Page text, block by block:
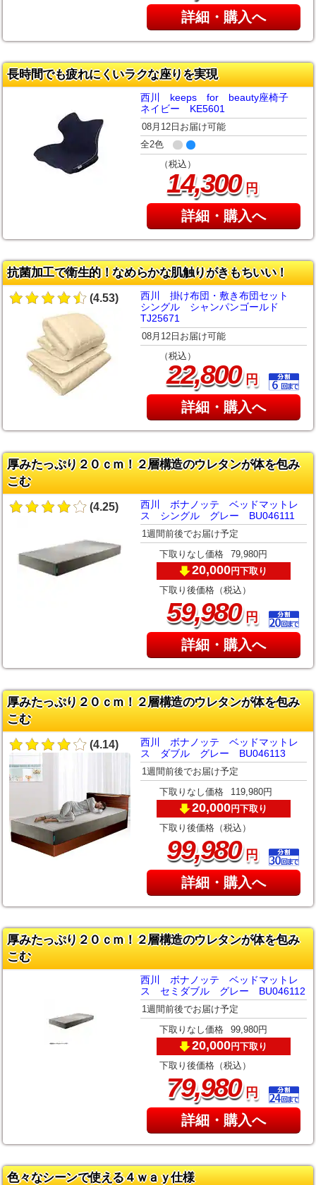
詳細・購入へ
長時間でも疲れにくいラクな座りを実現
西川 keeps for beauty座椅子
ネイビー KE5601
08月12日お届け可能
全2色
（税込）
14,300円
詳細・購入へ
抗菌加工で衛生的！なめらかな肌触りがきもちいい！
(4.53)
西川 掛け布団・敷き布団セット
シングル シャンパンゴールド
TJ25671
08月12日お届け可能
（税込）
22,800円
詳細・購入へ
厚みたっぷり２０ｃｍ！２層構造のウレタンが体を包み
こむ
(4.25)
西川 ボナノッテ ベッドマットレ
ス シングル グレー BU046111
1週間前後でお届け予定
下取りなし価格 79,980円
20,000円下取り
下取り後価格（税込）
59,980円
詳細・購入へ
厚みたっぷり２０ｃｍ！２層構造のウレタンが体を包み
こむ
(4.14)
西川 ボナノッテ ベッドマットレ
ス ダブル グレー BU046113
1週間前後でお届け予定
下取りなし価格 119,980円
20,000円下取り
下取り後価格（税込）
99,980円
詳細・購入へ
厚みたっぷり２０ｃｍ！２層構造のウレタンが体を包み
こむ
西川 ボナノッテ ベッドマットレ
ス セミダブル グレー BU046112
1週間前後でお届け予定
下取りなし価格 99,980円
20,000円下取り
下取り後価格（税込）
79,980円
詳細・購入へ
色々なシーンで使える４ｗａｙ仕様